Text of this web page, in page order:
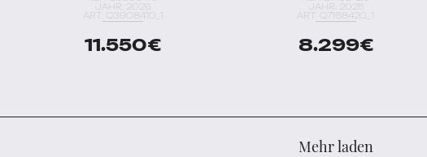
JAHR: 2026
ART. Q3908410_1
11.550€
JAHR: 2025
ART. Q7168420_1
8.299€
Mehr laden